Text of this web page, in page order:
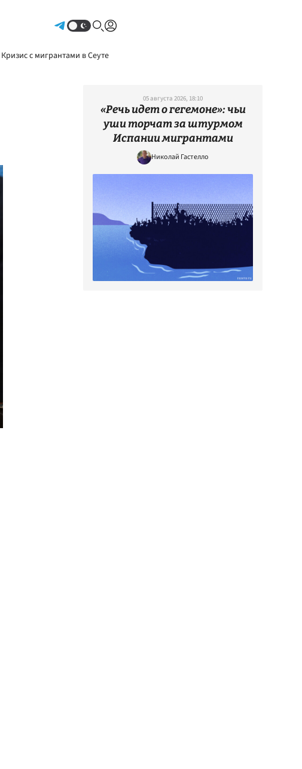
Кризис с мигрантами в Сеуте
05 августа 2026, 18:10
«Речь идет о гегемоне»: чьи
уши торчат за штурмом
Испании мигрантами
Николай Гастелло